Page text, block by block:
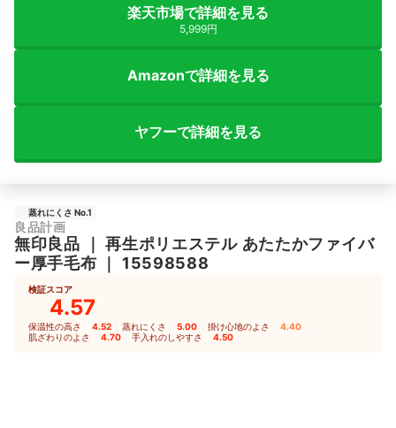
楽天市場で詳細を見る
5,999円
Amazonで詳細を見る
ヤフーで詳細を見る
蒸れにくさ No.1
良品計画
無印良品 ｜再生ポリエステル あたたかファイバ
ー厚手毛布
15598588
検証スコア
4.57
保温性の高さ 4.52 蒸れにくさ 5.00 掛け心地のよさ 4.40
肌ざわりのよさ 4.70 手入れのしやすさ 4.50